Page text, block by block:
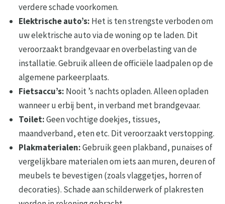
verdere schade voorkomen.
Elektrische auto’s: Het is ten strengste verboden om
uw elektrische auto via de woning op te laden. Dit
veroorzaakt brandgevaar en overbelasting van de
installatie. Gebruik alleen de officiële laadpalen op de
algemene parkeerplaats.
Fietsaccu’s: Nooit ’s nachts opladen. Alleen opladen
wanneer u erbij bent, in verband met brandgevaar.
Toilet:Geen vochtige doekjes, tissues,
maandverband, eten etc. Dit veroorzaakt verstopping.
Plakmaterialen:Gebruik geen plakband, punaises of
vergelijkbare materialen om iets aan muren, deuren of
meubels te bevestigen (zoals vlaggetjes, horren of
decoraties). Schade aan schilderwerk of plakresten